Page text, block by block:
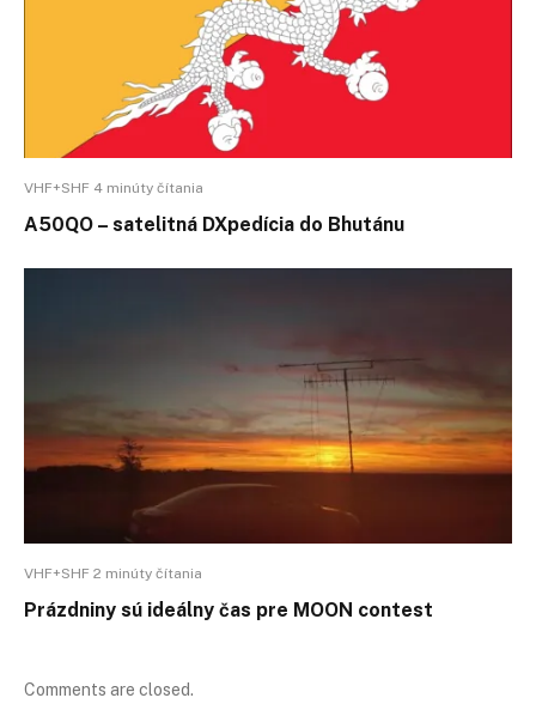
VHF+SHF 4 minúty čítania
A50QO – satelitná DXpedícia do Bhutánu
VHF+SHF 2 minúty čítania
Prázdniny sú ideálny čas pre MOON contest
Comments are closed.